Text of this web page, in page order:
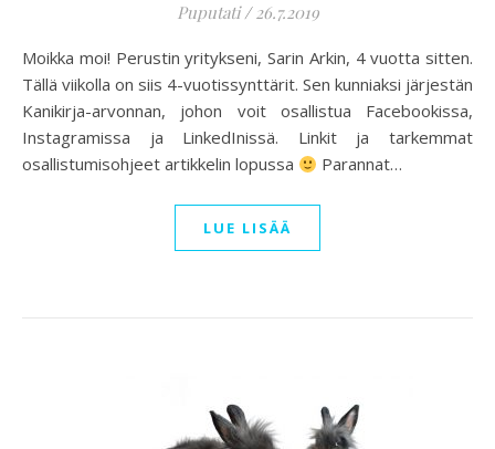
Puputati / 26.7.2019
Moikka moi! Perustin yritykseni, Sarin Arkin, 4 vuotta sitten.
Tällä viikolla on siis 4-vuotissynttärit. Sen kunniaksi järjestän
Kanikirja-arvonnan, johon voit osallistua Facebookissa,
Instagramissa ja LinkedInissä. Linkit ja tarkemmat
osallistumisohjeet artikkelin lopussa
Parannat…
LUE LISÄÄ